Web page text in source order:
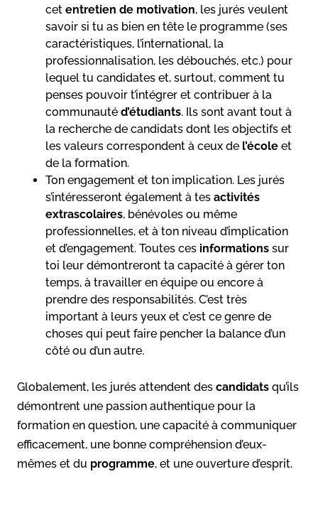
cet entretien de motivation, les jurés veulent
savoir si tu as bien en tête le programme (ses
caractéristiques, l’international, la
professionnalisation, les débouchés, etc.) pour
lequel tu candidates et, surtout, comment tu
penses pouvoir t’intégrer et contribuer à la
communauté d’étudiants. Ils sont avant tout à
la recherche de candidats dont les objectifs et
les valeurs correspondent à ceux de l’école et
de la formation.
Ton engagement et ton implication. Les jurés
s’intéresseront également à tes activités
extrascolaires, bénévoles ou même
professionnelles, et à ton niveau d’implication
et d’engagement. Toutes ces informations sur
toi leur démontreront ta capacité à gérer ton
temps, à travailler en équipe ou encore à
prendre des responsabilités. C’est très
important à leurs yeux et c’est ce genre de
choses qui peut faire pencher la balance d’un
côté ou d’un autre.
Globalement, les jurés attendent des candidats qu’ils
démontrent une passion authentique pour la
formation en question, une capacité à communiquer
efficacement, une bonne compréhension d’eux-
mêmes et du programme, et une ouverture d’esprit.